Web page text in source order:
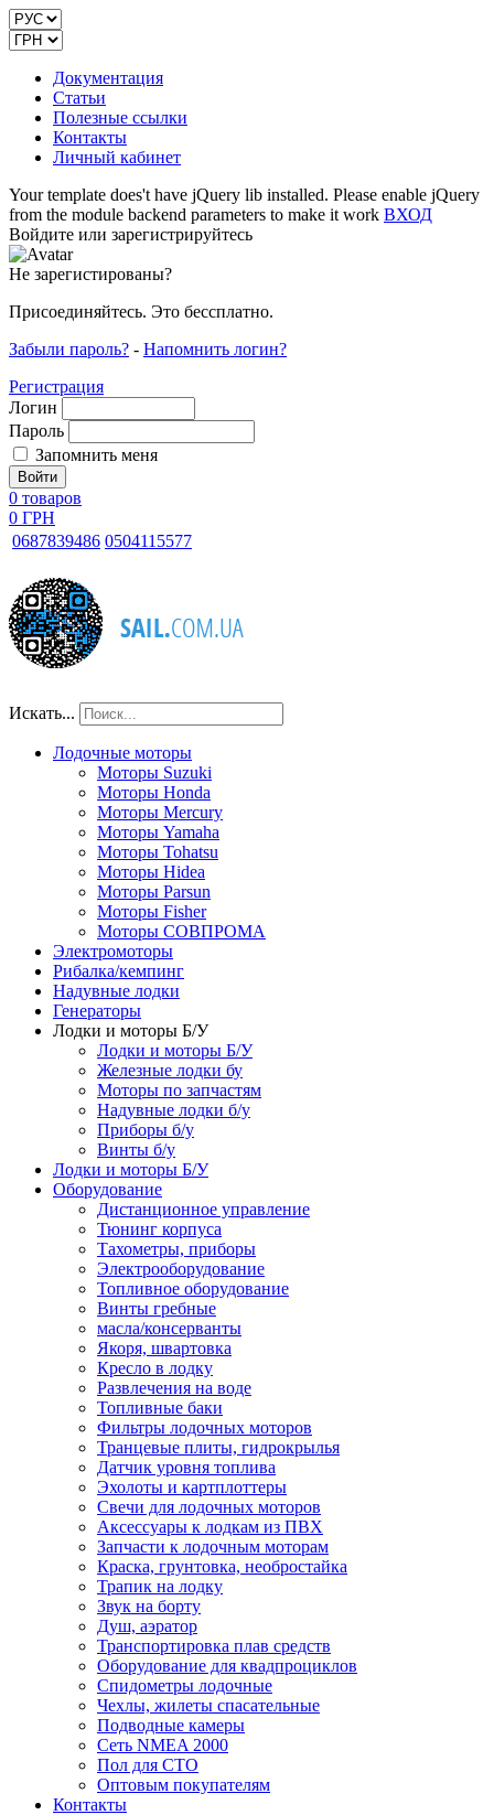
Документация
Статьи
Полезные ссылки
Контакты
Личный кабинет
Your template does't have jQuery lib installed. Please enable jQuery
from the module backend parameters to make it work ВХОД
Войдите или зарегистрируйтесь
Не зарегистированы?
Присоединяйтесь. Это бессплатно.
Забыли пароль? - Напомнить логин?
Регистрация
Логин
Пароль
Запомнить меня
0 товаров
0 ГРН
0687839486 0504115577
Искать...
Лодочные моторы
Моторы Suzuki
Моторы Honda
Моторы Mercury
Моторы Yamaha
Моторы Tohatsu
Моторы Hidea
Моторы Parsun
Моторы Fisher
Моторы СОВПРОМА
Электромоторы
Рибалка/кемпинг
Надувные лодки
Генераторы
Лодки и моторы Б/У
Лодки и моторы Б/У
Железные лодки бу
Моторы по запчастям
Надувные лодки б/у
Приборы б/у
Винты б/у
Лодки и моторы Б/У
Оборудование
Дистанционное управление
Тюнинг корпуса
Тахометры, приборы
Электрооборудование
Топливное оборудование
Винты гребные
масла/консерванты
Якоря, швартовка
Кресло в лодку
Развлечения на воде
Топливные баки
Фильтры лодочных моторов
Транцевые плиты, гидрокрылья
Датчик уровня топлива
Эхолоты и картплоттеры
Cвечи для лодочных моторов
Аксессуары к лодкам из ПВХ
Запчасти к лодочным моторам
Краска, грунтовка, необростайка
Трапик на лодку
Звук на борту
Душ, аэратор
Транспортировка плав средств
Оборудование для квадпроциклов
Спидометры лодочные
Чехлы, жилеты спасательные
Подводные камеры
Сеть NMEA 2000
Пол для СТО
Оптовым покупателям
Контакты